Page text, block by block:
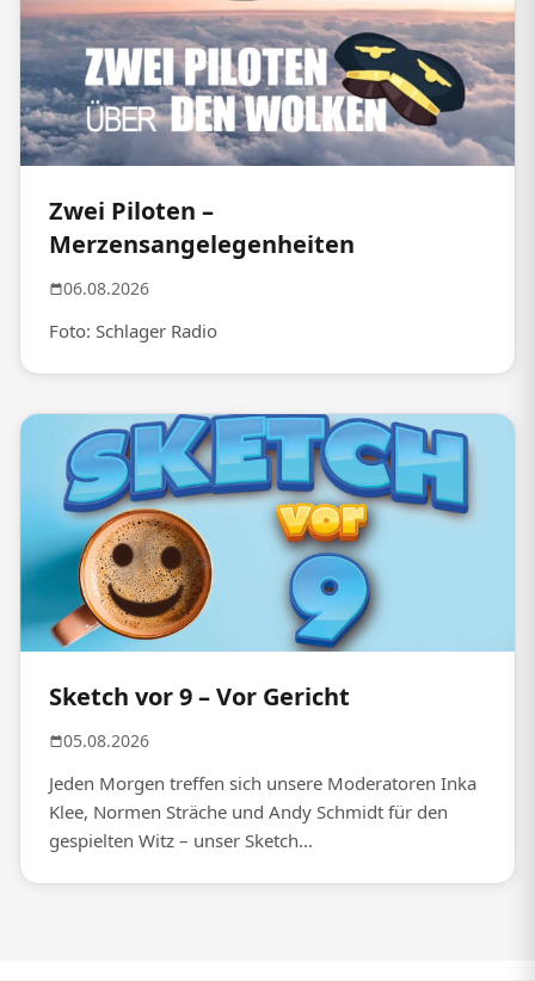
Zwei Piloten –
Merzensangelegenheiten
06.08.2026
Foto: Schlager Radio
Sketch vor 9 – Vor Gericht
05.08.2026
Jeden Morgen treffen sich unsere Moderatoren Inka
Klee, Normen Sträche und Andy Schmidt für den
gespielten Witz – unser Sketch...